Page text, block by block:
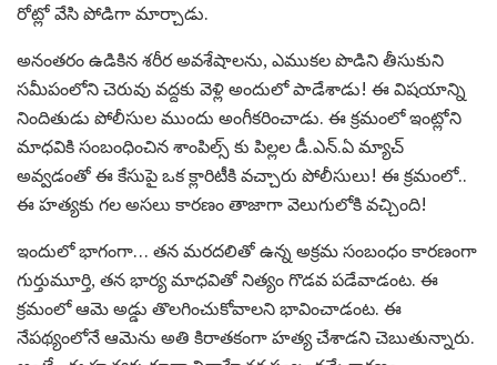
రోట్లో వేసి పోడిగా మార్చాడు.
అనంతరం ఉడికిన శరీర అవశేషాలను, ఎముకల పొడిని తీసుకుని
సమీపంలోని చెరువు వద్దకు వెళ్లి అందులో పాడేశాడు! ఈ విషయాన్ని
నిందితుడు పోలీసుల ముందు అంగీకరించాడు. ఈ క్రమంలో ఇంట్లోని
మాధవికి సంబంధించిన శాంపిల్స్ కు పిల్లల డీ.ఎన్.ఏ మ్యాచ్
అవ్వడంతో ఈ కేసుపై ఒక క్లారిటీకి వచ్చారు పోలీసులు! ఈ క్రమంలో..
ఈ హత్యకు గల అసలు కారణం తాజాగా వెలుగులోకి వచ్చింది!
ఇందులో భాగంగా… తన మరదలితో ఉన్న అక్రమ సంబంధం కారణంగా
గుర్తుమూర్తి, తన భార్య మాధవితో నిత్యం గొడవ పడేవాడంట. ఈ
క్రమంలో ఆమె అడ్డు తొలగించుకోవాలని భావించాడంట. ఈ
నేపథ్యంలోనే ఆమెను అతి కిరాతకంగా హత్య చేశాడని చెబుతున్నారు.